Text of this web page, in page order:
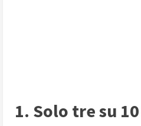
1. Solo tre su